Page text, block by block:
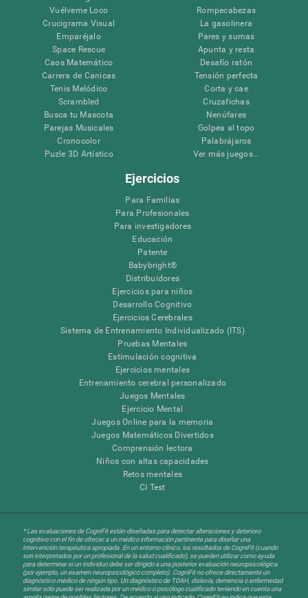
Vuélveme Loco
Crucigrama Visual
Emparéjalo
Space Rescue
Caos Matemático
Carrera de Canicas
Tenis Melódico
Scrambled
Busca tu Mascota
Parejas Musicales
Cronocolor
Puzle 3D Artístico
Rompecabezas
La gasolinera
Pares y sumas
Apunta y resta
Desafío ratón
Tensión perfecta
Corta y cae
Cruzafichas
Nenúfares
Golpea al topo
Palabrájaros
Ver más juegos...
Ejercicios
Para Familias
Para Profesionales
Para investigadores
Educación
Patente
Babybright®
Distribuidores
Ejercicios para niños
Desarrollo Cognitivo
Ejercicios Cerebrales
Sistema de Entrenamiento Individualizado (ITS)
Pruebas Mentales
Estimulación cognitiva
Ejercicios mentales
Entrenamiento cerebral personalizado
Juegos Mentales
Ejercicio Mental
Juegos Online para la memoria
Juegos Matemáticos Divertidos
Comprensión lectora
Niños con altas capacidades
Retos mentales
CI Test
* Las evaluaciones de CogniFit están diseñadas para detectar alteraciones y deterioro
cognitivo con el fin de ofrecer a un médico información pertinente para diseñar una
intervención terapéutica apropiada. En un entorno clínico, los resultados de CogniFit (cuando
son interpretados por un profesional de la salud cualificado), se pueden utilizar como ayuda
para determinar si un individuo debe ser dirigido a una posterior evaluación neuropsicológica
(por ejemplo, un examen neuropsicológico completo). CogniFit no ofrece directamente un
diagnóstico médico de ningún tipo. Un diagnóstico de TDAH, dislexia, demencia o enfermedad
similar sólo puede ser realizada por un médico o psicólogo cualificado teniendo en cuenta una